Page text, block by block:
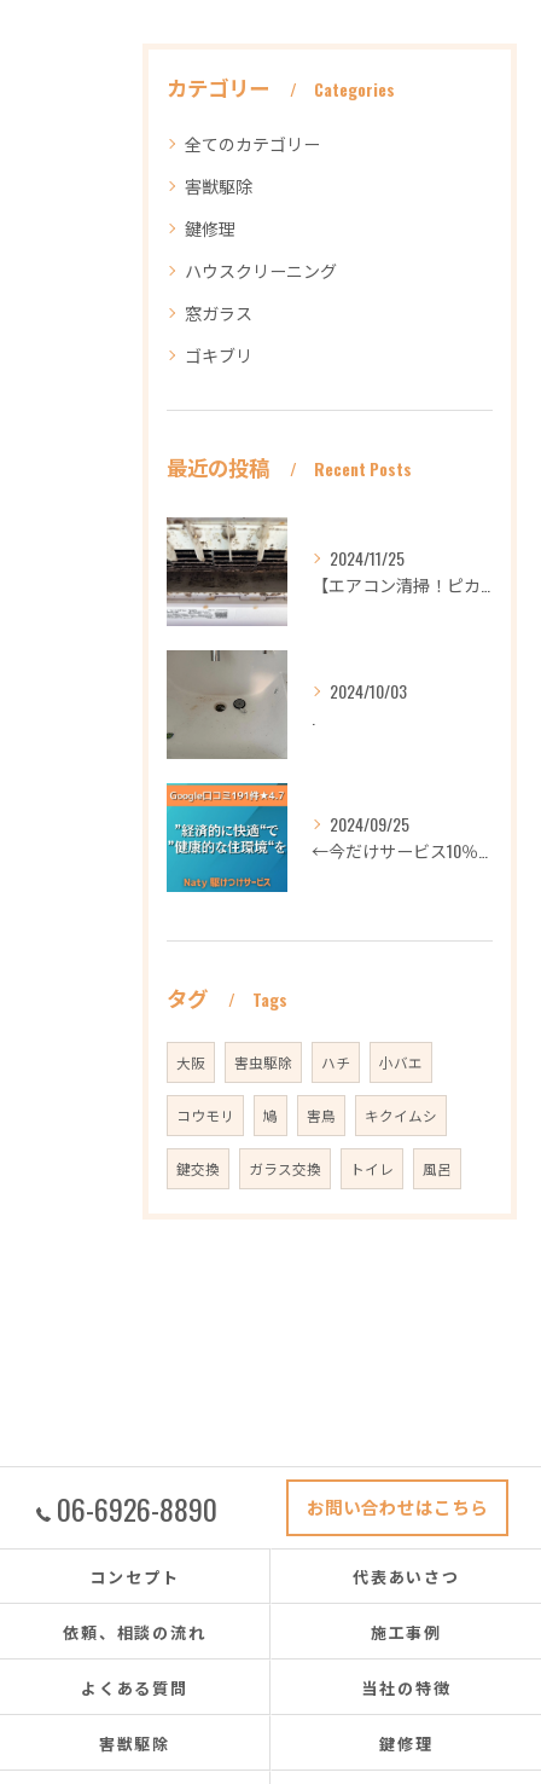
カテゴリー Categories
全てのカテゴリー
害獣駆除
鍵修理
ハウスクリーニング
窓ガラス
ゴキブリ
最近の投稿 Recent Posts
2024/11/25
2024/10/03
2024/09/25
タグ Tags
大阪 害虫駆除 ハチ 小バエ
コウモリ 鳩 害鳥 キクイムシ
鍵交換 ガラス交換 トイレ 風呂
06-6926-8890 お問い合わせはこちら
コンセプト 代表あいさつ
依頼、相談の流れ 施工事例
よくある質問 当社の特徴
害獣駆除 鍵修理